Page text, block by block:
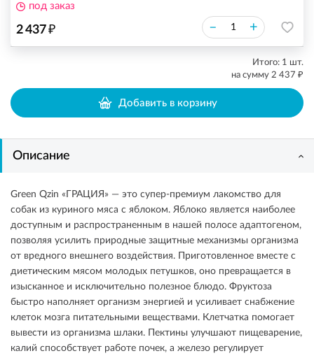
2 437₽ – +
под заказ
Итого: 1 шт.
на сумму 2 437 ₽
Добавить в корзину
Описание
Green Qzin «ГРАЦИЯ» — это супер-премиум лакомство для
собак из куриного мяса с яблоком. Яблоко является наиболее
доступным и распространенным в нашей полосе адаптогеном,
позволяя усилить природные защитные механизмы организма
от вредного внешнего воздействия. Приготовленное вместе с
диетическим мясом молодых петушков, оно превращается в
изысканное и исключительно полезное блюдо. Фруктоза
быстро наполняет организм энергией и усиливает снабжение
клеток мозга питательными веществами. Клетчатка помогает
вывести из организма шлаки. Пектины улучшают пищеварение,
калий способствует работе почек, а железо регулирует